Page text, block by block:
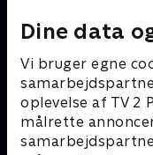
Dine data
Vi bruger egne
oplevelse af TV 2
målrette